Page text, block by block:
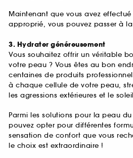
Maintenant que vous avez
approprié, vous pouvez passer à
3. Hydrater généreusement
Vous souhaitez offrir un véritable
votre peau ? Vous êtes au bon
centaines de produits
à chaque cellule de votre peau,
les agressions extérieures et le
Parmi les solutions pour la peau
pouvez opter pour différentes
sensation de confort que vous
le choix est extraordinaire !